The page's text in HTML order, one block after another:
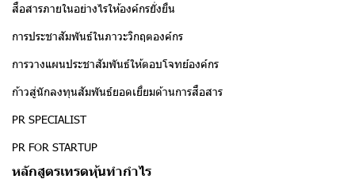
สื่อสารภายในอย่างไรให้องค์กรยั่งยืน
การประชาสัมพันธ์ในภาวะวิกฤตองค์กร
การวางแผนประชาสัมพันธ์ให้ตอบโจทย์องค์กร
ก้าวสู่นักลงทุนสัมพันธ์ยอดเยี่ยมด้านการสื่อสาร
PR SPECIALIST
PR FOR STARTUP
หลักสูตรเทรดหุ้นทำกำไร